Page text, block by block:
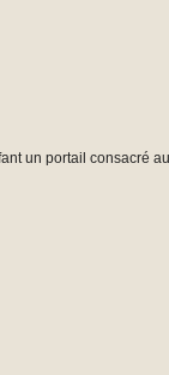
un portail consacré